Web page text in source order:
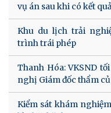
vụ án sau khi có kết
Khu du lịch trải
trình trái phép
Thanh Hóa: VKSND
nghị Giám đốc thẩm
Kiểm sát khám